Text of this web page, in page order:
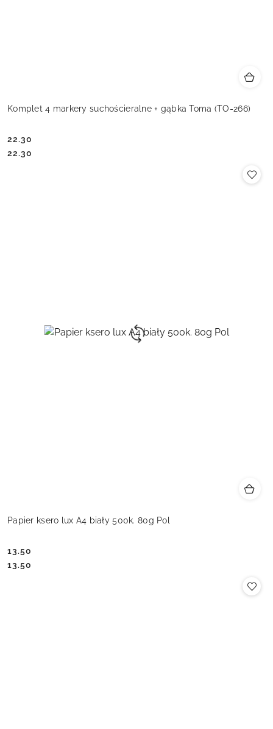
Komplet 4 markery suchościeralne + gąbka Toma (TO-266)
Cena:
22.30
Cena:
22.30
Papier ksero lux A4 biały 500k. 80g Pol
Cena:
13.50
Cena:
13.50